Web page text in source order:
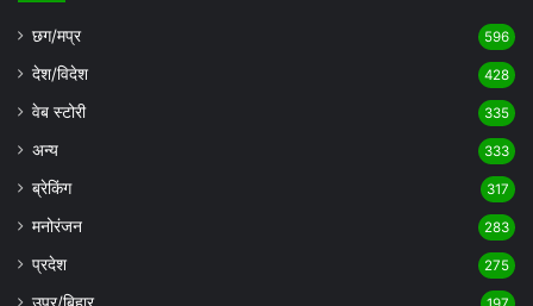
छग/मप्र 596
देश/विदेश 428
वेब स्टोरी 335
अन्य 333
ब्रेकिंग 317
मनोरंजन 283
प्रदेश 275